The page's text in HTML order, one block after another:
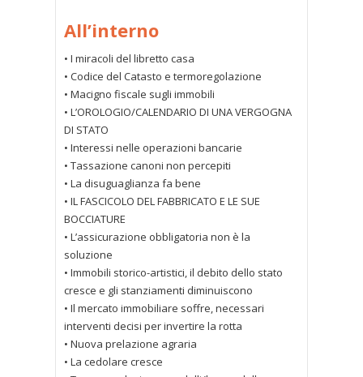
All’interno
• I miracoli del libretto casa
• Codice del Catasto e termoregolazione
• Macigno fiscale sugli immobili
• L’OROLOGIO/CALENDARIO DI UNA VERGOGNA
DI STATO
• Interessi nelle operazioni bancarie
• Tassazione canoni non percepiti
• La disuguaglianza fa bene
• IL FASCICOLO DEL FABBRICATO E LE SUE
BOCCIATURE
• L’assicurazione obbligatoria non è la
soluzione
• Immobili storico-artistici, il debito dello stato
cresce e gli stanziamenti diminuiscono
• Il mercato immobiliare soffre, necessari
interventi decisi per invertire la rotta
• Nuova prelazione agraria
• La cedolare cresce